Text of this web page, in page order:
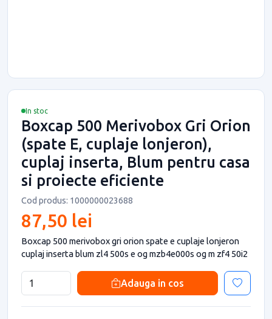
In stoc
Boxcap 500 Merivobox Gri Orion
(spate E, cuplaje lonjeron),
cuplaj inserta, Blum pentru casa
si proiecte eficiente
Cod produs: 1000000023688
87,50 lei
Boxcap 500 merivobox gri orion spate e cuplaje lonjeron
cuplaj inserta blum zl4 500s e og mzb4e000s og m zf4 50i2
Adauga in cos